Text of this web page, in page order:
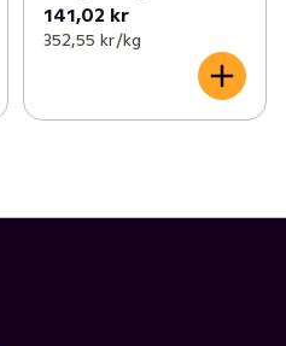
141,02 kr
352,55 kr /kg